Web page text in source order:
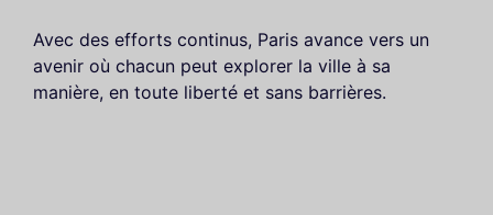
Avec des efforts continus, Paris avance vers un
avenir où chacun peut explorer la ville à sa
manière, en toute liberté et sans barrières.